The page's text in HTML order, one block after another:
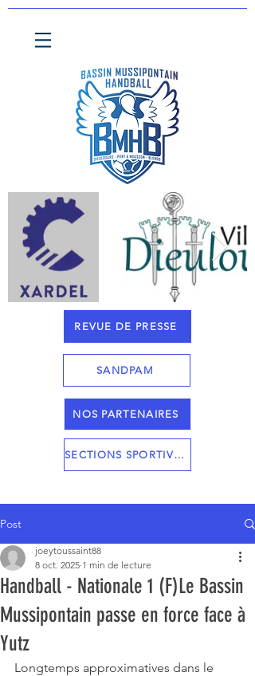
REVUE DE PRESSE
SANDPAM
NOS PARTENAIRES
SECTIONS SPORTIVES
Post
Handball - Nationale 1 (F)Le Bassin
Mussipontain passe en force face à
Yutz
joeytoussaint88
8 oct. 2025 1 min de lecture
Longtemps approximatives dans le